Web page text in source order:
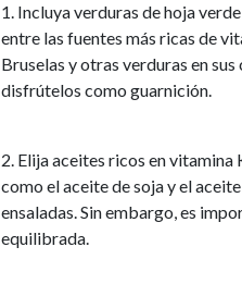
1. Incluya verduras de hoja
entre las fuentes más ricas de
Bruselas y otras verduras en
disfrútelos como guarnición.
2. Elija aceites ricos en
como el aceite de soja y el
ensaladas. Sin embargo, es
equilibrada.